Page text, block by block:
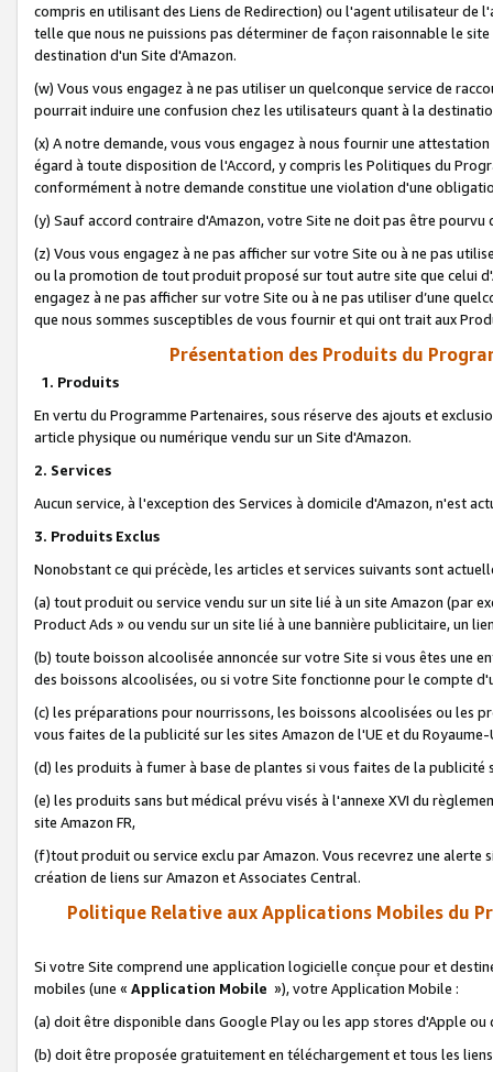
compris en utilisant des Liens de Redirection) ou l'agent utilisateur
telle que nous ne puissions pas déterminer de façon raisonnable le
destination d'un Site d'Amazon.
(w) Vous vous engagez à ne pas utiliser un quelconque service de
pourrait induire une confusion chez les utilisateurs quant à la
(x) A notre demande, vous vous engagez à nous fournir une
égard à toute disposition de l'Accord, y compris les Politiques du
conformément à notre demande constitue une violation d'une
(y) Sauf accord contraire d'Amazon, votre Site ne doit pas être
(z) Vous vous engagez à ne pas afficher sur votre Site ou à ne pas
ou la promotion de tout produit proposé sur tout autre site que celui
engagez à ne pas afficher sur votre Site ou à ne pas utiliser d’une
que nous sommes susceptibles de vous fournir et qui ont trait aux
Présentation des Produits du
1. Produits
En vertu du Programme Partenaires, sous réserve des ajouts et
article physique ou numérique vendu sur un Site d'Amazon.
2. Services
Aucun service, à l'exception des Services à domicile d'Amazon, n'est
3. Produits Exclus
Nonobstant ce qui précède, les articles et services suivants sont
(a) tout produit ou service vendu sur un site lié à un site Amazon (par
Product Ads » ou vendu sur un site lié à une bannière publicitaire, un
(b) toute boisson alcoolisée annoncée sur votre Site si vous êtes une
des boissons alcoolisées, ou si votre Site fonctionne pour le compte
(c) les préparations pour nourrissons, les boissons alcoolisées ou les
vous faites de la publicité sur les sites Amazon de l'UE et du Royaume-
(d) les produits à fumer à base de plantes si vous faites de la publicité
(e) les produits sans but médical prévu visés à l'annexe XVI du
site Amazon FR,
(f)tout produit ou service exclu par Amazon. Vous recevrez une alerte
création de liens sur Amazon et Associates Central.
Politique Relative aux Applications Mobiles du
Si votre Site comprend une application logicielle conçue pour et
mobiles (une « Application Mobile »), votre Application Mobile :
(a) doit être disponible dans Google Play ou les app stores d'Apple ou
(b) doit être proposée gratuitement en téléchargement et tous les